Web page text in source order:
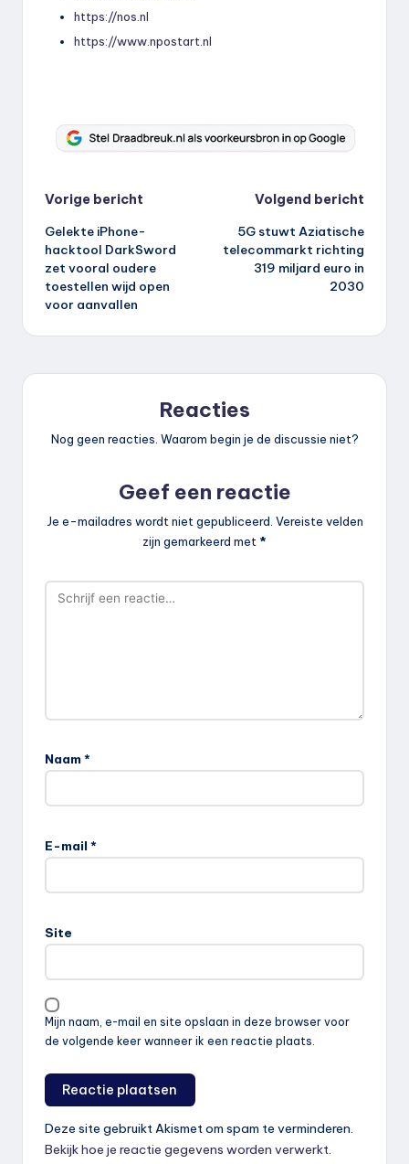
https://nos.nl
https://www.npostart.nl
Bericht
navigatie
Vorige bericht
Gelekte iPhone-
hacktool DarkSword
zet vooral oudere
toestellen wijd open
voor aanvallen
Volgend bericht
5G stuwt Aziatische
telecommarkt richting
319 miljard euro in
2030
Reacties
Nog geen reacties. Waarom begin je de discussie niet?
Geef een reactie
Je e-mailadres wordt niet gepubliceerd. Vereiste velden
zijn gemarkeerd met *
Naam *
E-mail *
Site
Mijn naam, e-mail en site opslaan in deze browser voor
de volgende keer wanneer ik een reactie plaats.
Deze site gebruikt Akismet om spam te verminderen.
Bekijk hoe je reactie gegevens worden verwerkt